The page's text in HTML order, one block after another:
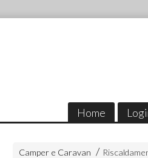
Home
Camper e Caravan